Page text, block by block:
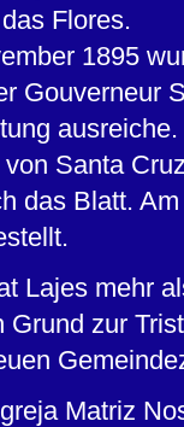
Flores.
1895
Gouverneur
Santa
das Blatt.
Lajes mehr
Grund zur
Matriz